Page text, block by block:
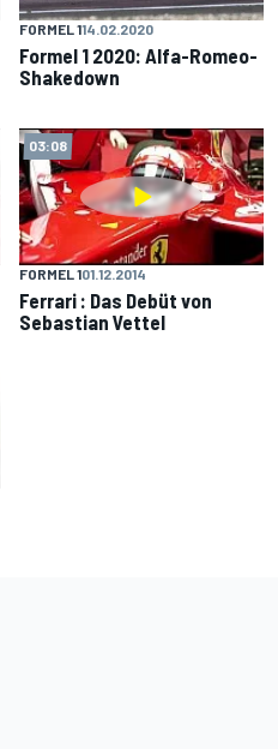
FORMEL 114.02.2020
Formel 1 2020: Alfa-Romeo-
Shakedown
03:08
FORMEL 101.12.2014
Ferrari : Das Debüt von
Sebastian Vettel